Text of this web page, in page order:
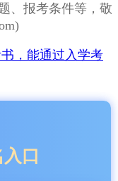
、报考条件等，敬
，能通过入学考
口